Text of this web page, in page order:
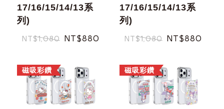
17/16/15/14/13系
列)
NT$1,080 NT$880
17/16/15/14/13系
列)
NT$1,080 NT$880
磁吸彩鑽 磁吸彩鑽